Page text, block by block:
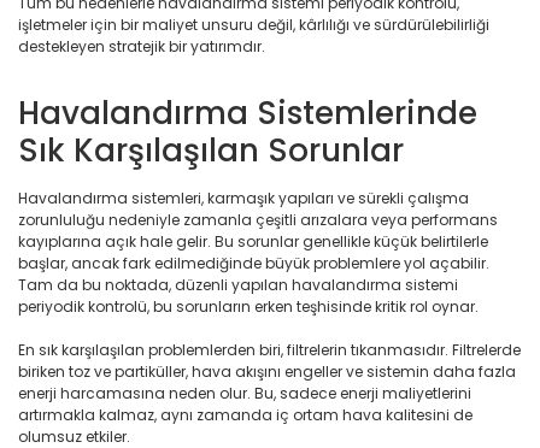
işletmeler için bir maliyet unsuru değil, kârlılığı ve sürdürülebilirliği
destekleyen stratejik bir yatırımdır.
Havalandırma Sistemlerinde
Sık Karşılaşılan Sorunlar
Havalandırma sistemleri, karmaşık yapıları ve sürekli çalışma
zorunluluğu nedeniyle zamanla çeşitli arızalara veya performans
kayıplarına açık hale gelir. Bu sorunlar genellikle küçük belirtilerle
başlar, ancak fark edilmediğinde büyük problemlere yol açabilir.
Tam da bu noktada, düzenli yapılan havalandırma sistemi
periyodik kontrolü, bu sorunların erken teşhisinde kritik rol oynar.
En sık karşılaşılan problemlerden biri, filtrelerin tıkanmasıdır. Filtrelerde
biriken toz ve partiküller, hava akışını engeller ve sistemin daha fazla
enerji harcamasına neden olur. Bu, sadece enerji maliyetlerini
artırmakla kalmaz, aynı zamanda iç ortam hava kalitesini de
olumsuz etkiler.